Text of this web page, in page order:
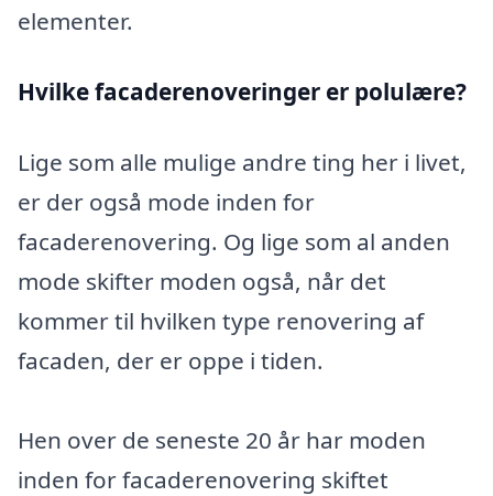
elementer.
Hvilke facaderenoveringer er polulære?
Lige som alle mulige andre ting her i livet,
er der også mode inden for
facaderenovering. Og lige som al anden
mode skifter moden også, når det
kommer til hvilken type renovering af
facaden, der er oppe i tiden.
Hen over de seneste 20 år har moden
inden for facaderenovering skiftet